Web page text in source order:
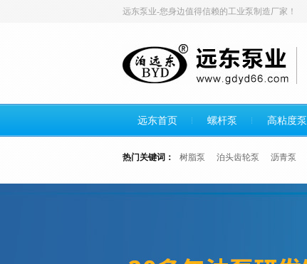
远东泵业-您身边值得信赖的工业泵制造厂家！
远东首页 螺杆泵 高粘度泵
热门关键词： 树脂泵 泊头齿轮泵 沥青泵